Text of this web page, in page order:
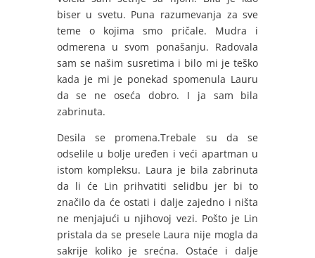
biser u svetu. Puna razumevanja za sve
teme o kojima smo pričale. Mudra i
odmerena u svom ponašanju. Radovala
sam se našim susretima i bilo mi je teško
kada je mi je ponekad spomenula Lauru
da se ne oseća dobro. I ja sam bila
zabrinuta.
Desila se promena.Trebale su da se
odselile u bolje uređen i veći apartman u
istom kompleksu. Laura je bila zabrinuta
da li će Lin prihvatiti selidbu jer bi to
značilo da će ostati i dalje zajedno i ništa
ne menjajući u njihovoj vezi. Pošto je Lin
pristala da se presele Laura nije mogla da
sakrije koliko je srećna. Ostaće i dalje